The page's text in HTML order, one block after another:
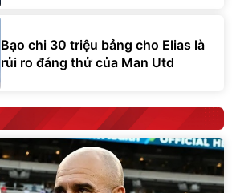
Bạo chi 30 triệu bảng cho Elias là
rủi ro đáng thử của Man Utd